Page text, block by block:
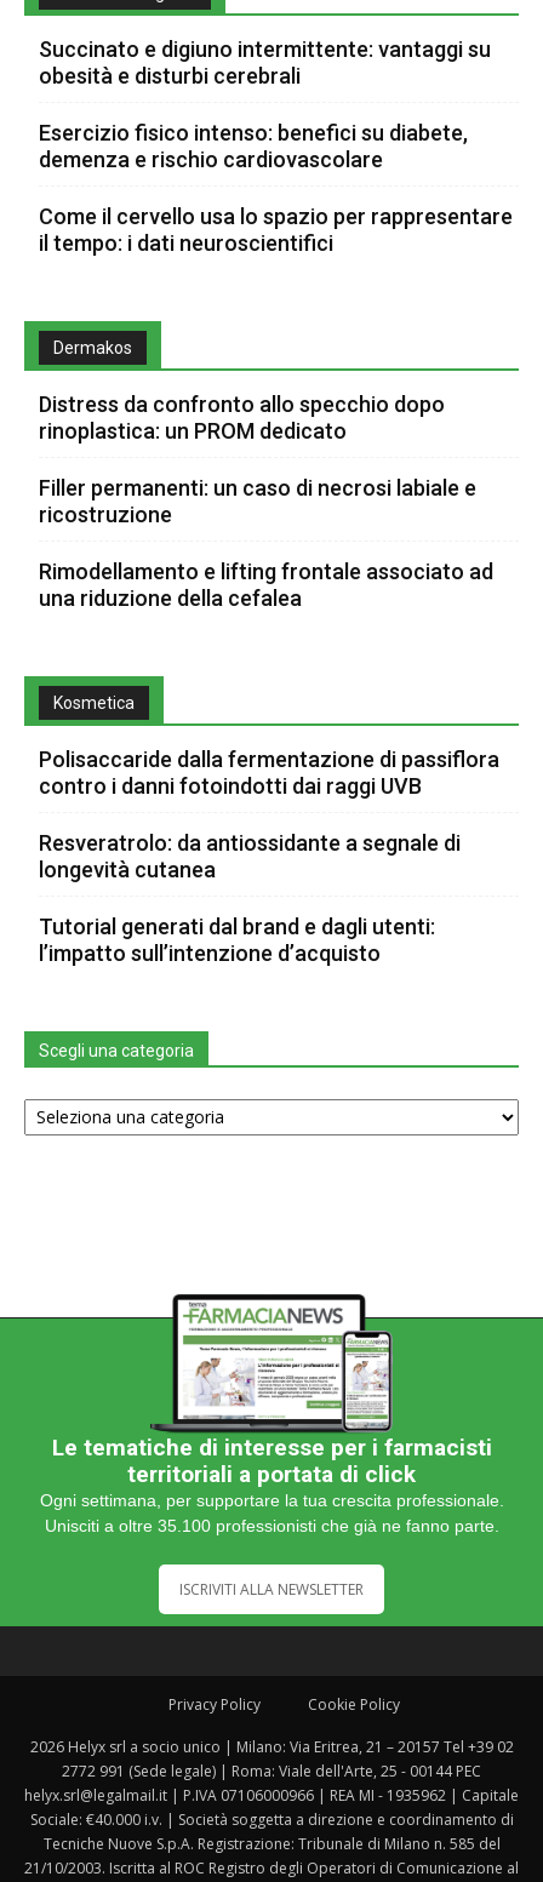
Succinato e digiuno intermittente: vantaggi su
obesità e disturbi cerebrali
Esercizio fisico intenso: benefici su diabete,
demenza e rischio cardiovascolare
Come il cervello usa lo spazio per rappresentare
il tempo: i dati neuroscientifici
Dermakos
Distress da confronto allo specchio dopo
rinoplastica: un PROM dedicato
Filler permanenti: un caso di necrosi labiale e
ricostruzione
Rimodellamento e lifting frontale associato ad
una riduzione della cefalea
Kosmetica
Polisaccaride dalla fermentazione di passiflora
contro i danni fotoindotti dai raggi UVB
Resveratrolo: da antiossidante a segnale di
longevità cutanea
Tutorial generati dal brand e dagli utenti:
l’impatto sull’intenzione d’acquisto
Scegli una categoria
Scegli
una
Le tematiche di interesse per i farmacisti
territoriali a portata di click
Ogni settimana, per supportare la tua crescita professionale.
Unisciti a oltre 35.100 professionisti che già ne fanno parte.
ISCRIVITI ALLA NEWSLETTER
Privacy Policy Cookie Policy
2026 Helyx srl a socio unico | Milano: Via Eritrea, 21 – 20157 Tel +39 02
2772 991 (Sede legale) | Roma: Viale dell'Arte, 25 - 00144 PEC
helyx.srl@legalmail.it | P.IVA 07106000966 | REA MI - 1935962 | Capitale
Sociale: €40.000 i.v. | Società soggetta a direzione e coordinamento di
Tecniche Nuove S.p.A. Registrazione: Tribunale di Milano n. 585 del
21/10/2003. Iscritta al ROC Registro degli Operatori di Comunicazione al